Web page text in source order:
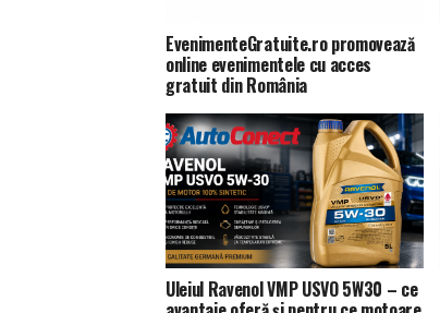
EvenimenteGratuite.ro promovează
online evenimentele cu acces
gratuit din România
Uleiul Ravenol VMP USVO 5W30 – ce